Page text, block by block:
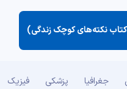
نکته‌های کوچک زندگی)
جغرافیا پزشکی فیزیک